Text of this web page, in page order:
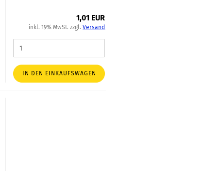
1,01 EUR
inkl. 19% MwSt. zzgl.Versand
IN DEN EINKAUFSWAGEN